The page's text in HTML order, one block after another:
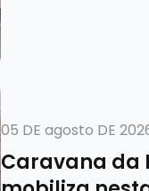
05 DE agosto DE
Caravana da